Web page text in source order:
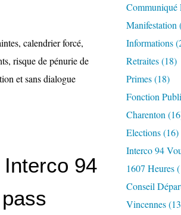
calendrier forcé,
risque de pénurie de
et sans dialogue
94
Communiqué
Manifestation
Informations
Retraites(18)
Primes(18)
Fonction
Charenton
Elections(16)
Interco 94
1607 Heures
Conseil
Vincennes